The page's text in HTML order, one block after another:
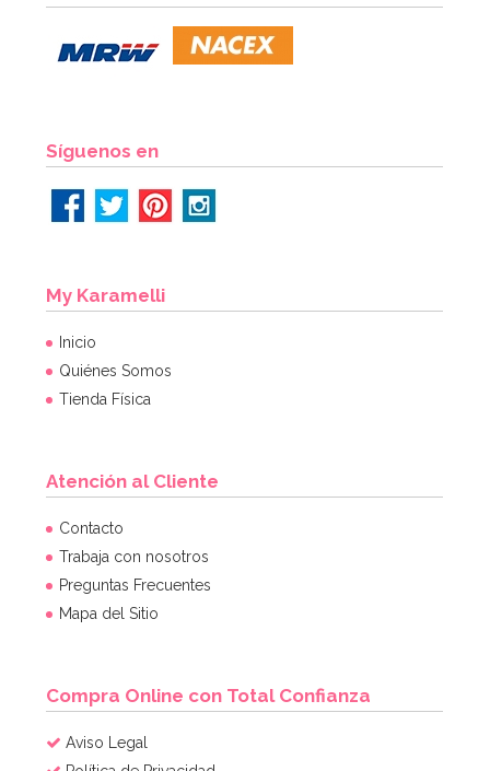
Síguenos en
My Karamelli
Inicio
Quiénes Somos
Tienda Física
Atención al Cliente
Contacto
Trabaja con nosotros
Preguntas Frecuentes
Mapa del Sitio
Compra Online con Total Confianza
Aviso Legal